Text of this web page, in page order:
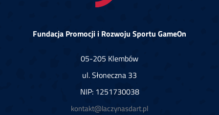
Fundacja Promocji i Rozwoju Sportu GameOn
05-205 Klembów
ul. Słoneczna 33
NIP: 1251730038
kontakt@laczynasdart.pl